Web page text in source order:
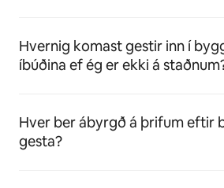
Hvernig komast gestir inn í
íbúðina ef ég er ekki á
Hver ber ábyrgð á þrifum eftir
gesta?